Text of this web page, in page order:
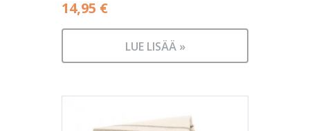
14,95 €
LUE LISÄÄ »